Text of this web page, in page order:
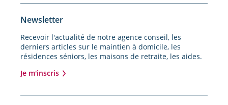
Newsletter
Recevoir l'actualité de notre agence conseil, les
derniers articles sur le maintien à domicile, les
résidences séniors, les maisons de retraite, les aides.
Je m'inscris